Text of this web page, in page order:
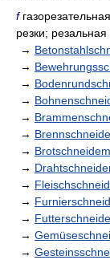
f
резки;
→
→
→
→
→
→
→
→
→
→
→
→
→